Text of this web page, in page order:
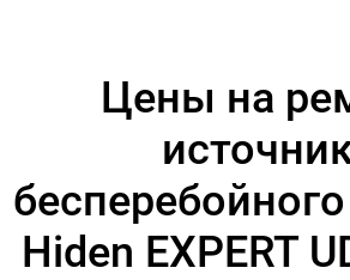
Цены на
Hiden EXPERT